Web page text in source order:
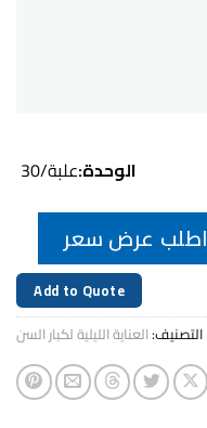
الوحدة:علبة/30
اطلب عرض سعر
Add to Quote
التصنيف:العناية الليلية لكبار السن